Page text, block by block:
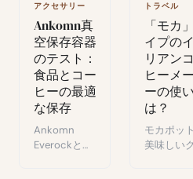
テストした業
務用電動グラ
インダー。
アクセサリー
Ankomn真
空保存容器
のテスト：
食品とコー
ヒーの最適
な保存
Ankomn
Everockと
トラベル
「モカ
イプの
リアン
ヒーメ
ーの使
は？
モカポッ
美味しい